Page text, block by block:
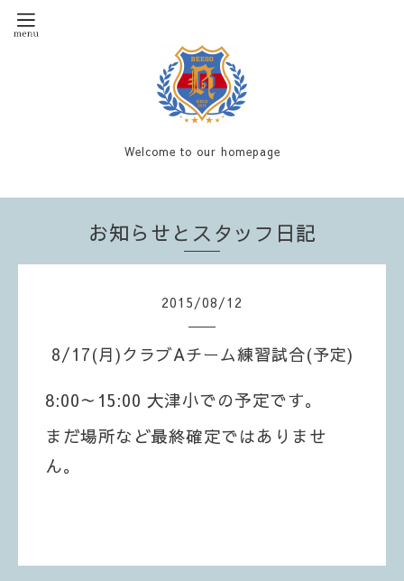
Welcome to our homepage
お知らせとスタッフ日記
2015/08/12
8/17(月)クラブAチーム練習試合(予定)
8:00～15:00 大津小での予定です。
まだ場所など最終確定ではありませ
ん。